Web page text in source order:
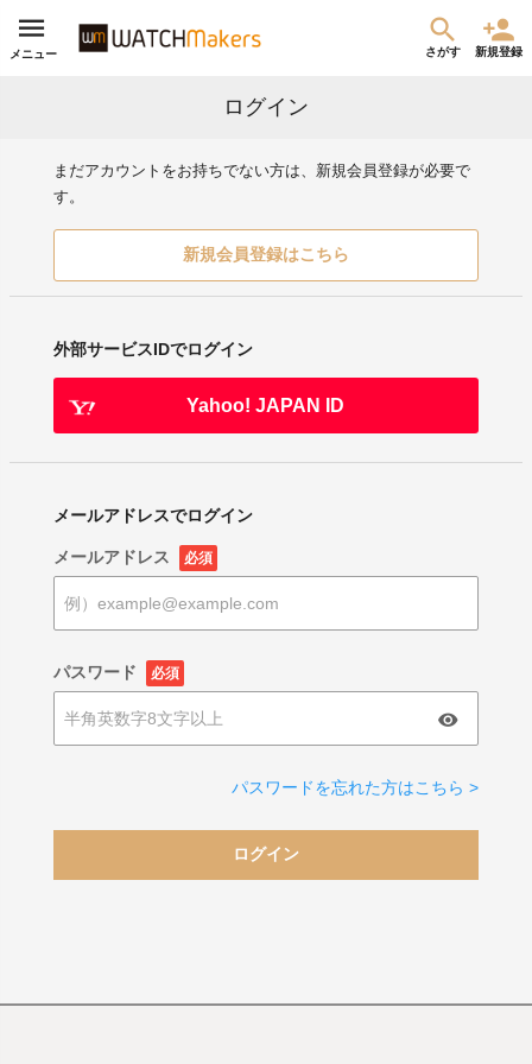
メニュー さがす 新規登録
ログイン
まだアカウントをお持ちでない方は、新規会員登録が必要で
す。
新規会員登録はこちら
外部サービスIDでログイン
Yahoo! JAPAN ID
メールアドレスでログイン
メールアドレス 必須
パスワード 必須
パスワードを忘れた方はこちら >
ログイン